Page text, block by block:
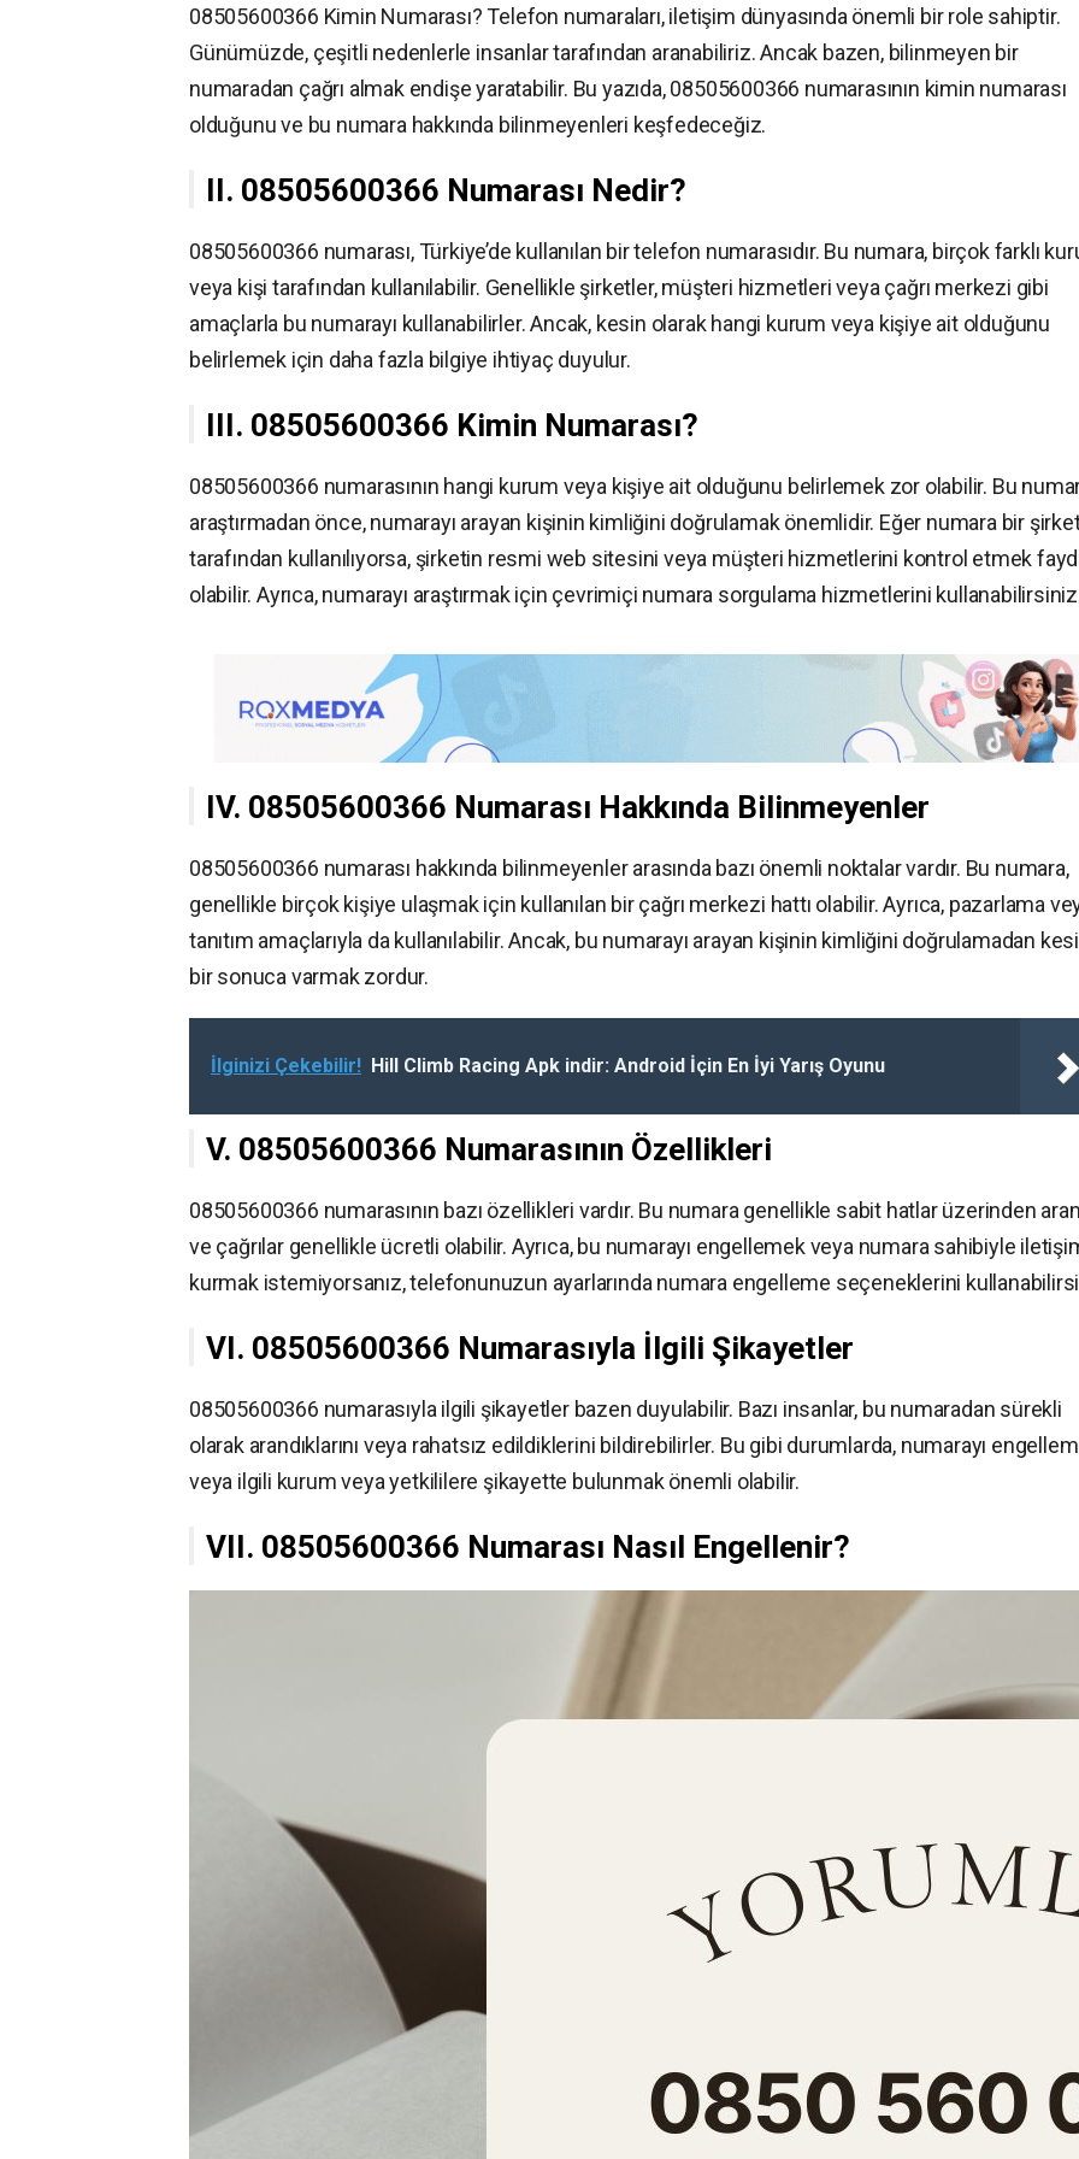
08505600366 Kimin Numarası? Telefon numaraları, iletişim dünyasında önemli bir role sahiptir.
Günümüzde, çeşitli nedenlerle insanlar tarafından aranabiliriz. Ancak bazen, bilinmeyen bir
numaradan çağrı almak endişe yaratabilir. Bu yazıda, 08505600366 numarasının kimin numarası
olduğunu ve bu numara hakkında bilinmeyenleri keşfedeceğiz.
II. 08505600366 Numarası Nedir?
08505600366 numarası, Türkiye’de kullanılan bir telefon numarasıdır. Bu numara, birçok farklı
veya kişi tarafından kullanılabilir. Genellikle şirketler, müşteri hizmetleri veya çağrı merkezi gibi
amaçlarla bu numarayı kullanabilirler. Ancak, kesin olarak hangi kurum veya kişiye ait olduğunu
belirlemek için daha fazla bilgiye ihtiyaç duyulur.
III. 08505600366 Kimin Numarası?
08505600366 numarasının hangi kurum veya kişiye ait olduğunu belirlemek zor olabilir. Bu
araştırmadan önce, numarayı arayan kişinin kimliğini doğrulamak önemlidir. Eğer numara bir
tarafından kullanılıyorsa, şirketin resmi web sitesini veya müşteri hizmetlerini kontrol etmek
olabilir. Ayrıca, numarayı araştırmak için çevrimiçi numara sorgulama hizmetlerini
IV. 08505600366 Numarası Hakkında Bilinmeyenler
08505600366 numarası hakkında bilinmeyenler arasında bazı önemli noktalar vardır. Bu numara,
genellikle birçok kişiye ulaşmak için kullanılan bir çağrı merkezi hattı olabilir. Ayrıca, pazarlama
tanıtım amaçlarıyla da kullanılabilir. Ancak, bu numarayı arayan kişinin kimliğini doğrulamadan
bir sonuca varmak zordur.
İlginizi Çekebilir! Hill Climb Racing Apk indir: Android İçin En İyi Yarış Oyunu
V. 08505600366 Numarasının Özellikleri
08505600366 numarasının bazı özellikleri vardır. Bu numara genellikle sabit hatlar üzerinden
ve çağrılar genellikle ücretli olabilir. Ayrıca, bu numarayı engellemek veya numara sahibiyle
kurmak istemiyorsanız, telefonunuzun ayarlarında numara engelleme seçeneklerini
VI. 08505600366 Numarasıyla İlgili Şikayetler
08505600366 numarasıyla ilgili şikayetler bazen duyulabilir. Bazı insanlar, bu numaradan sürekli
olarak arandıklarını veya rahatsız edildiklerini bildirebilirler. Bu gibi durumlarda, numarayı
veya ilgili kurum veya yetkililere şikayette bulunmak önemli olabilir.
VII. 08505600366 Numarası Nasıl Engellenir?